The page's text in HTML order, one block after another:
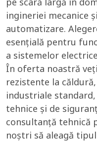
ingineriei mecanice
automatizare.
esențială pentru
a sistemelor
În oferta noastră
rezistente la
industriale
tehnice și de
consultanță tehnică
noștri să aleagă